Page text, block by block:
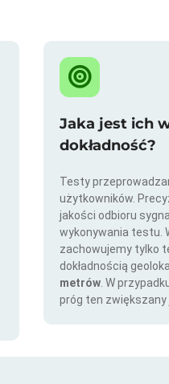
Jaka jest ich
dokładność?
Testy
użytkowników.
jakości odbioru
wykonywania testu.
zachowujemy tylko
dokładnością
metrów . W
próg ten zwiększany